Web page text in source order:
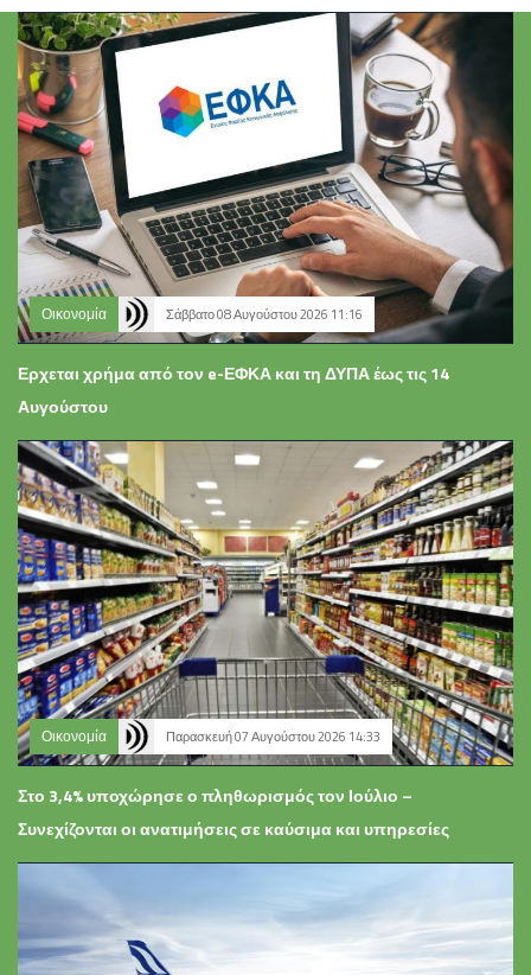
Οικονομία Σάββατο 08 Αυγούστου 2026 11:16
Ερχεται χρήμα από τον e-ΕΦΚΑ και τη ΔΥΠΑ έως τις 14
Αυγούστου
Οικονομία Παρασκευή 07 Αυγούστου 2026 14:33
Στο 3,4% υποχώρησε ο πληθωρισμός τον Ιούλιο –
Συνεχίζονται οι ανατιμήσεις σε καύσιμα και υπηρεσίες